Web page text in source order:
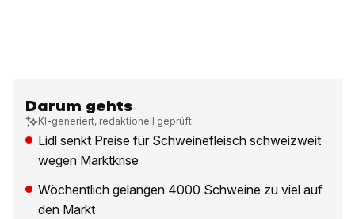
Darum gehts
KI-generiert, redaktionell geprüft
Lidl senkt Preise für Schweinefleisch schweizweit
wegen Marktkrise
Wöchentlich gelangen 4000 Schweine zu viel auf
den Markt